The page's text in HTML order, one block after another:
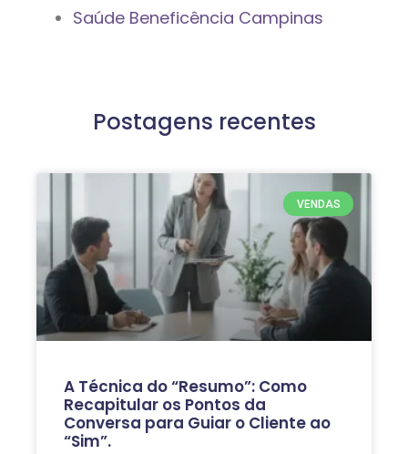
Saúde Beneficência Campinas
Postagens recentes
VENDAS
A Técnica do “Resumo”: Como
Recapitular os Pontos da
Conversa para Guiar o Cliente ao
“Sim”.